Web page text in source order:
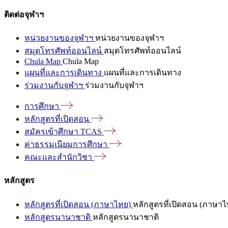
ติดต่อจุฬาฯ
หน่วยงานของจุฬาฯ หน่วยงานของจุฬาฯ
สมุดโทรศัพท์ออนไลน์ สมุดโทรศัพท์ออนไลน์
Chula Map Chula Map
แผนที่และการเดินทาง แผนที่และการเดินทาง
ร่วมงานกับจุฬาฯ ร่วมงานกับจุฬาฯ
การศึกษา
หลักสูตรที่เปิดสอน
สมัครเข้าศึกษา TCAS
ค่าธรรมเนียมการศึกษา
คณะและสำนักวิชา
หลักสูตร
หลักสูตรที่เปิดสอน (ภาษาไทย) หลักสูตรที่เปิดสอน (ภาษาไ
หลักสูตรนานาชาติ หลักสูตรนานาชาติ